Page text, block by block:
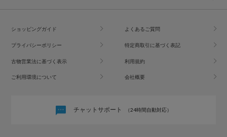
ショッピングガイド よくあるご質問
プライバシーポリシー 特定商取引に基づく表記
古物営業法に基づく表示 利用規約
ご利用環境について 会社概要
チャットサポート （24時間自動対応）